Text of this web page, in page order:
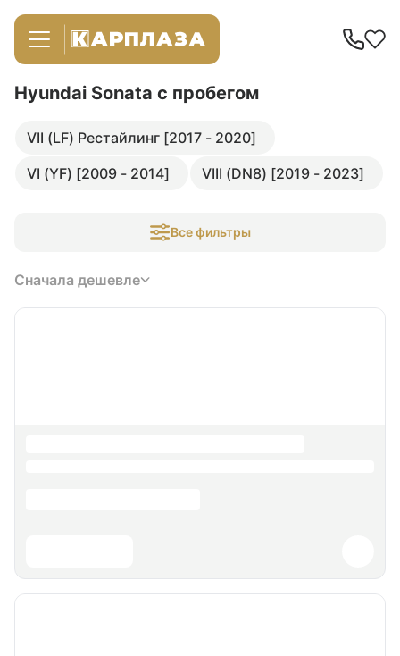
Hyundai Sonata с пробегом
VII (LF) Рестайлинг [2017 - 2020]
VI (YF) [2009 - 2014]
VIII (DN8) [2019 - 2023]
Все фильтры
Сначала дешевле